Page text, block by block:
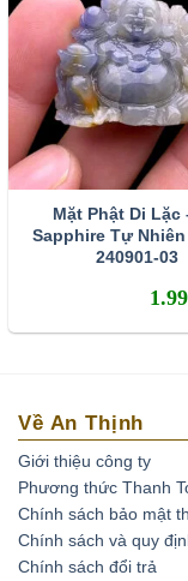
Mặt Phật Di Lặc
Sapphire Tự Nhiên
240901-03
Về An Thịnh
Giới thiệu công ty
Phương thức Thanh
Chính sách bảo mật
Chính sách và quy
Chính sách đổi trả